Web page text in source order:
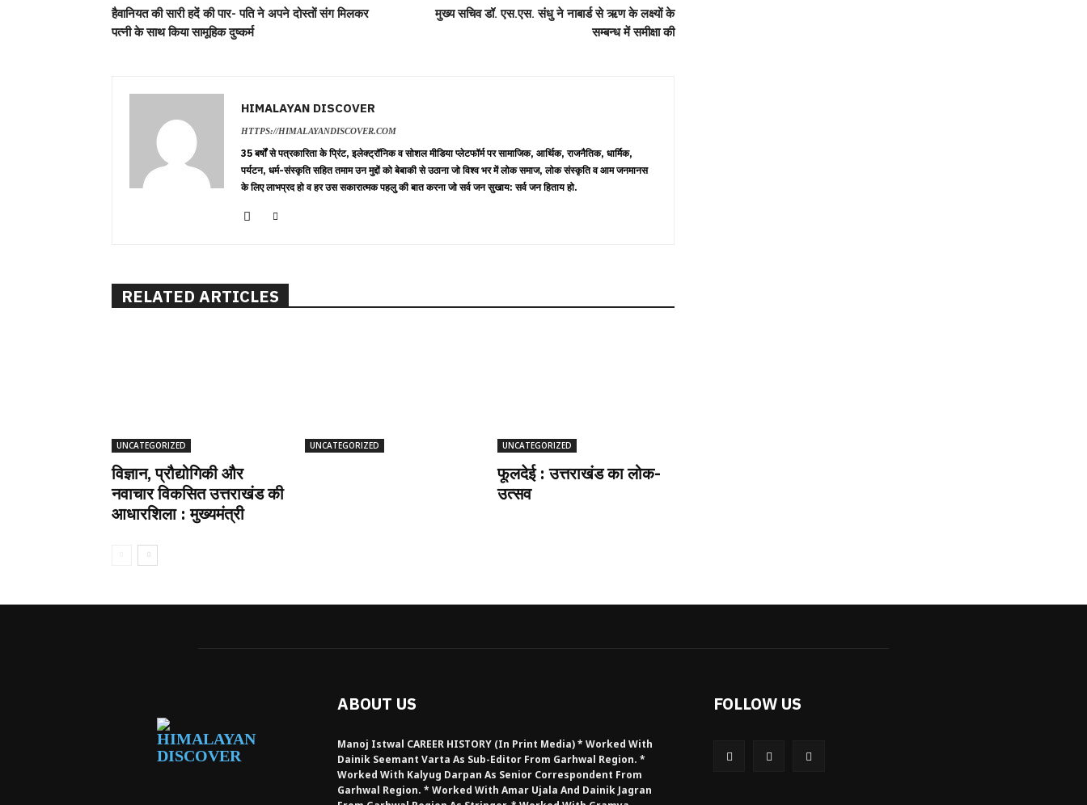
हैवानियत की सारी हदें की पार- पति ने अपने दोस्तों संग मिलकर
पत्नी के साथ किया सामूहिक दुष्कर्म
मुख्य सचिव डॉ. एस.एस. संधु ने नाबार्ड से ऋण के लक्ष्यों के
सम्बन्ध में समीक्षा की
HIMALAYAN DISCOVER
HTTPS://HIMALAYANDISCOVER.COM
35 बर्षों से पत्रकारिता के प्रिंट, इलेक्ट्रॉनिक व सोशल मीडिया प्लेटफॉर्म पर सामाजिक, आर्थिक, राजनैतिक, धार्मिक,
पर्यटन, धर्म-संस्कृति सहित तमाम उन मुद्दों को बेबाकी से उठाना जो विश्व भर में लोक समाज, लोक संस्कृति व आम जनमानस
के लिए लाभप्रद हो व हर उस सकारात्मक पहलु की बात करना जो सर्व जन सुखाय: सर्व जन हिताय हो.
RELATED ARTICLES
UNCATEGORIZED
विज्ञान, प्रौद्योगिकी और
नवाचार विकसित उत्तराखंड की
आधारशिला : मुख्यमंत्री
UNCATEGORIZED UNCATEGORIZED
फूलदेई : उत्तराखंड का लोक-
उत्सव
ABOUT US
Manoj Istwal CAREER HISTORY (in Print Media) * Worked With
Dainik Seemant Varta As Sub-Editor From Garhwal Region. *
Worked With Kalyug Darpan As Senior Correspondent From
Garhwal Region. * Worked With Amar Ujala And Dainik Jagran
FOLLOW US